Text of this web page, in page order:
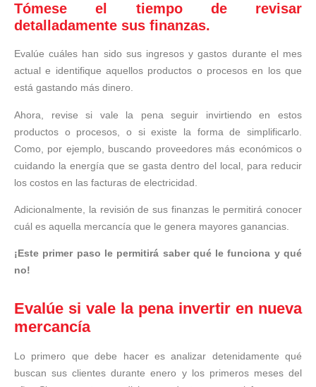
Tómese el tiempo de revisar
detalladamente sus finanzas.
Evalúe cuáles han sido sus ingresos y gastos durante el mes
actual e identifique aquellos productos o procesos en los que
está gastando más dinero.
Ahora, revise si vale la pena seguir invirtiendo en estos
productos o procesos, o si existe la forma de simplificarlo.
Como, por ejemplo, buscando proveedores más económicos o
cuidando la energía que se gasta dentro del local, para reducir
los costos en las facturas de electricidad.
Adicionalmente, la revisión de sus finanzas le permitirá conocer
cuál es aquella mercancía que le genera mayores ganancias.
¡Este primer paso le permitirá saber qué le funciona y qué
no!
Evalúe si vale la pena invertir en nueva
mercancía
Lo primero que debe hacer es analizar detenidamente qué
buscan sus clientes durante enero y los primeros meses del